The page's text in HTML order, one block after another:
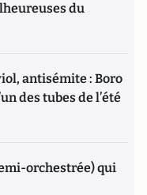
du
antisémite : Boro
des tubes de l’été
orchestrée) qui